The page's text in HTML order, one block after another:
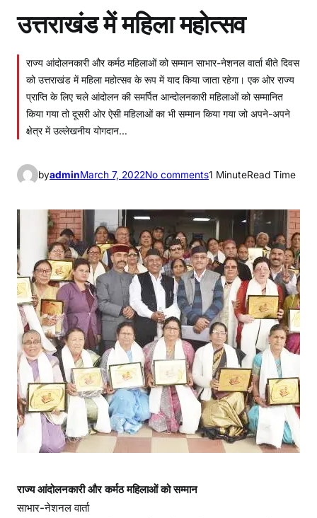
उत्तराखंड में महिला महोत्सव
राज्य आंदोलनकारी और कर्मठ महिलाओं को सम्मान साभार-नेशनल वार्ता बीते दिवस
को उत्तराखंड में महिला महोत्सव के रूप में याद किया जाता रहेगा। एक ओर राज्य
प्राप्ति के लिए चले आंदोलन की समर्पित आन्दोलनकारी महिलाओं को सम्मानित
किया गया तो दूसरी ओर ऐसी महिलाओं का भी सम्मान किया गया जो अपने-अपने
क्षेत्र में उल्लेखनीय योगदान…
byadminMarch 7, 2022No commentso
उ
रा
खं
में
म
हि
ला
म
हो
त्स
व
1 MinuteRead Time
राज्य आंदोलनकारी और कर्मठ महिलाओं को सम्मान
साभार-नेशनल वार्ता